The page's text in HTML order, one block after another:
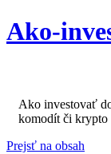
Ako-
Ako investovať
komodít či krypto
Prejsť na obsah